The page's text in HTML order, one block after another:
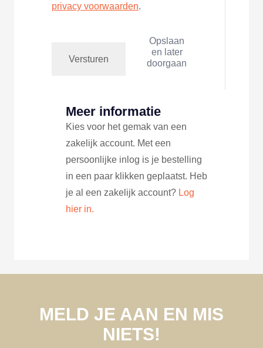
privacy voorwaarden.
Opslaan
en later
doorgaan
Meer informatie
Kies voor het gemak van een
zakelijk account. Met een
persoonlijke inlog is je bestelling
in een paar klikken geplaatst. Heb
je al een zakelijk account? Log
hier in.
MELD JE AAN EN MIS
NIETS!